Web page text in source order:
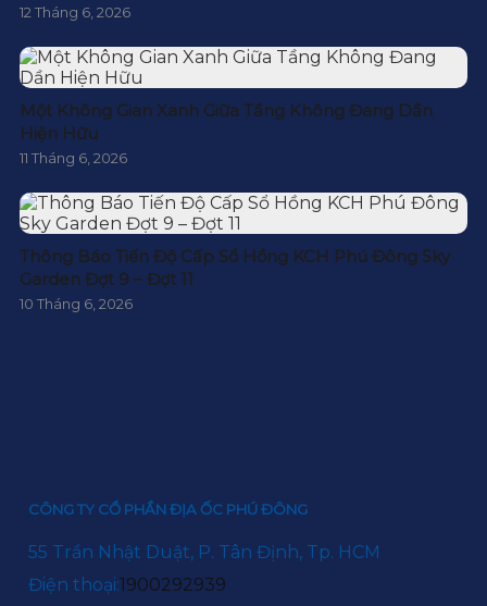
12 Tháng 6, 2026
Một Không Gian Xanh Giữa Tầng Không Đang Dần
Hiện Hữu
11 Tháng 6, 2026
Thông Báo Tiến Độ Cấp Sổ Hồng KCH Phú Đông Sky
Garden Đợt 9 – Đợt 11
10 Tháng 6, 2026
CÔNG TY CỔ PHẦN ĐỊA ỐC PHÚ ĐÔNG
55 Trần Nhật Duật, P. Tân Định, Tp. HCM
Điện thoại:1900292939